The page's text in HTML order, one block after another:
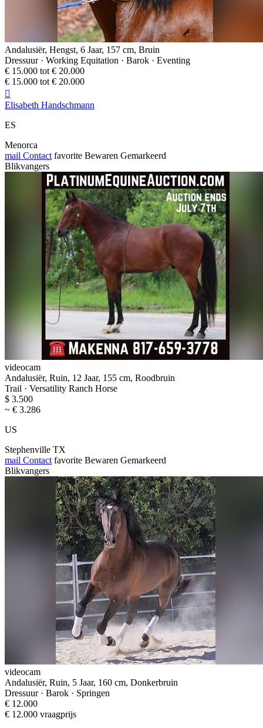
Andalusiër, Hengst, 6 Jaar, 157 cm, Bruin
Dressuur · Working Equitation · Barok · Eventing
€ 15.000 tot € 20.000
€ 15.000 tot € 20.000

Elisabeth Handschmann
ES
Menorca
mail Contact favorite Bewaren Gemarkeerd
Blikvangers
videocam
Andalusiër, Ruin, 12 Jaar, 155 cm, Roodbruin
Trail · Versatility Ranch Horse
$ 3.500
~ € 3.286
US
Stephenville TX
mail Contact favorite Bewaren Gemarkeerd
Blikvangers
videocam
Andalusiër, Ruin, 5 Jaar, 160 cm, Donkerbruin
Dressuur · Barok · Springen
€ 12.000
€ 12.000 vraagprijs